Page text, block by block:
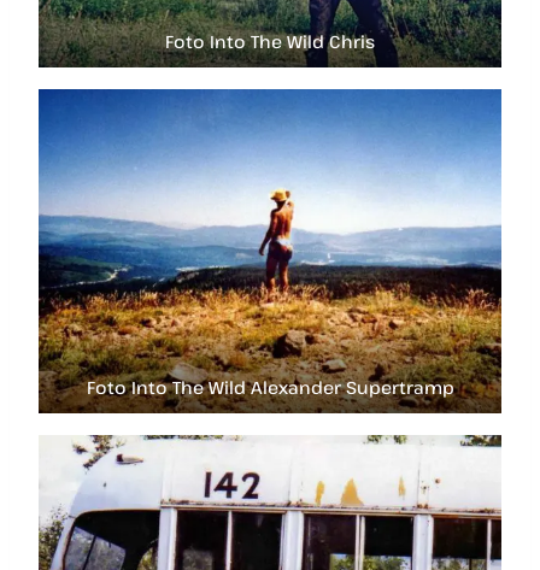
Foto Into The Wild Chris
Foto Into The Wild Alexander Supertramp